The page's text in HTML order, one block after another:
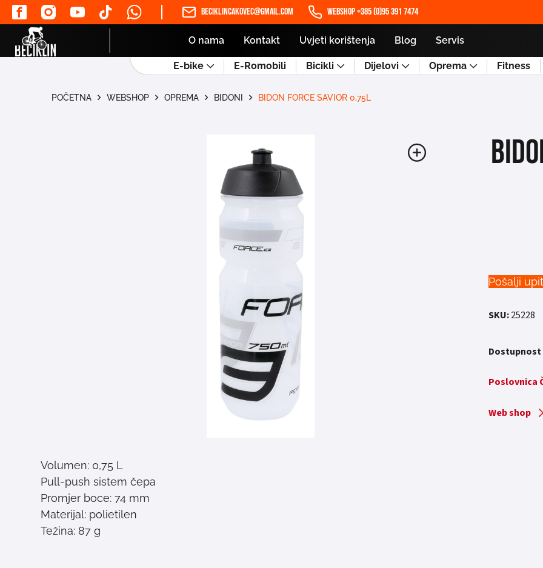
beciklincakovec@gmail.com WEBSHOP +385 (0)95 391 7474
O nama Kontakt Uvjeti korištenja Blog Servis
E-bike E-Romobili Bicikli Dijelovi Oprema Fitness
POČETNA WEBSHOP OPREMA BIDONI BIDON FORCE SAVIOR 0,75L
Volumen: 0,75 L
Pull-push sistem čepa
Promjer boce: 74 mm
Materijal: polietilen
Težina: 87 g
Pošalji upit
SKU:25228
Dostupnost
Poslovnica
Web shop